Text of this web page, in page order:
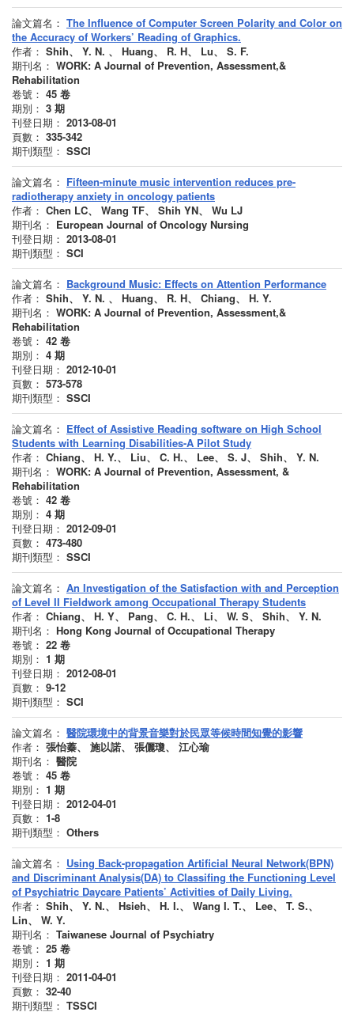
論文篇名： The Influence of Computer Screen Polarity and Color on
the Accuracy of Workers’ Reading of Graphics.
作者： Shih、 Y. N. 、 Huang、 R. H、 Lu、 S. F.
期刊名： WORK: A Journal of Prevention, Assessment,&
Rehabilitation
卷號： 45 卷
期別： 3 期
刊登日期： 2013-08-01
頁數： 335-342
期刊類型： SSCI
論文篇名： Fifteen-minute music intervention reduces pre-
radiotherapy anxiety in oncology patients
作者： Chen LC、 Wang TF、 Shih YN、 Wu LJ
期刊名： European Journal of Oncology Nursing
刊登日期： 2013-08-01
期刊類型： SCI
論文篇名： Background Music: Effects on Attention Performance
作者： Shih、 Y. N. 、 Huang、 R. H、 Chiang、 H. Y.
期刊名： WORK: A Journal of Prevention, Assessment,&
Rehabilitation
卷號： 42 卷
期別： 4 期
刊登日期： 2012-10-01
頁數： 573-578
期刊類型： SSCI
論文篇名： Effect of Assistive Reading software on High School
Students with Learning Disabilities-A Pilot Study
作者： Chiang、 H. Y.、 Liu、 C. H.、 Lee、 S. J、 Shih、 Y. N.
期刊名： WORK: A Journal of Prevention, Assessment, &
Rehabilitation
卷號： 42 卷
期別： 4 期
刊登日期： 2012-09-01
頁數： 473-480
期刊類型： SSCI
論文篇名： An Investigation of the Satisfaction with and Perception
of Level II Fieldwork among Occupational Therapy Students
作者： Chiang、 H. Y、 Pang、 C. H.、 Li、 W. S、 Shih、 Y. N.
期刊名： Hong Kong Journal of Occupational Therapy
卷號： 22 卷
期別： 1 期
刊登日期： 2012-08-01
頁數： 9-12
期刊類型： SCI
論文篇名： 醫院環境中的背景音樂對於民眾等候時間知覺的影響
作者： 張怡蓁、 施以諾、 張儷瓊、 江心瑜
期刊名： 醫院
卷號： 45 卷
期別： 1 期
刊登日期： 2012-04-01
頁數： 1-8
期刊類型： Others
論文篇名： Using Back-propagation Artificial Neural Network(BPN)
and Discriminant Analysis(DA) to Classifing the Functioning Level
of Psychiatric Daycare Patients’ Activities of Daily Living.
作者： Shih、 Y. N.、 Hsieh、 H. I.、 Wang I. T.、 Lee、 T. S.、
Lin、 W. Y.
期刊名： Taiwanese Journal of Psychiatry
卷號： 25 卷
期別： 1 期
刊登日期： 2011-04-01
頁數： 32-40
期刊類型： TSSCI